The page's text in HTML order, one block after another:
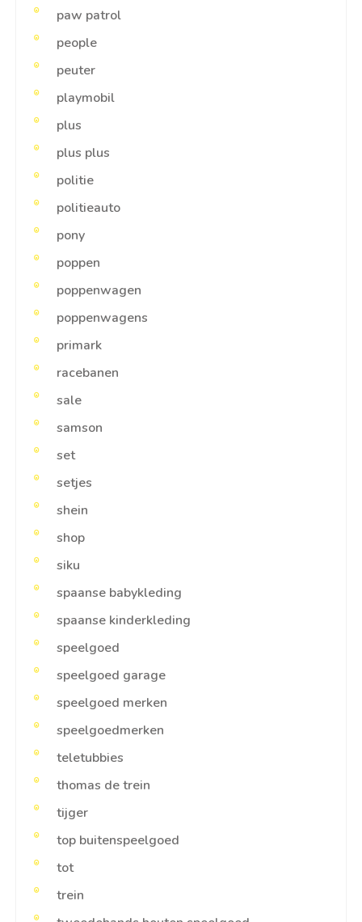
paw patrol
people
peuter
playmobil
plus
plus plus
politie
politieauto
pony
poppen
poppenwagen
poppenwagens
primark
racebanen
sale
samson
set
setjes
shein
shop
siku
spaanse babykleding
spaanse kinderkleding
speelgoed
speelgoed garage
speelgoed merken
speelgoedmerken
teletubbies
thomas de trein
tijger
top buitenspeelgoed
tot
trein